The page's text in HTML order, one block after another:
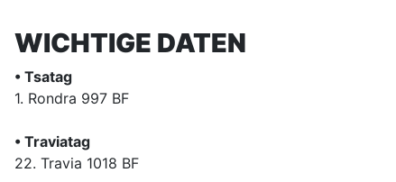
WICHTIGE DATEN
• Tsatag
1. Rondra 997 BF
• Traviatag
22. Travia 1018 BF